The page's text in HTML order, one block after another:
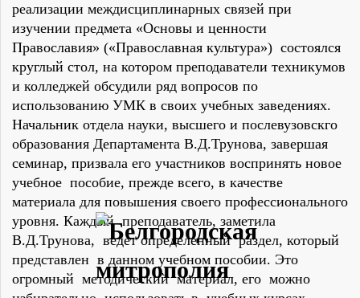
реализации междисциплинарных связей при
изучении предмета «Основы и ценности
Православия» («Православная культура») состоялся
круглый стол, на котором преподаватели техникумов
и колледжей обсудили ряд вопросов по
использованию УМК в своих учебных заведениях.
Начальник отдела науки, высшего и послевузовскго
образования Департамента В.Д.Трунова, завершая
семинар, призвала его участников воспринять новое
учебное пособие, прежде всего, в качестве
материала для повышения своего профессионального
уровня. Каждый преподаватель, заметила
В.Д.Трунова, ведет определенный раздел, который
представлен в данном учебном пособии. Это
огромный методический материал, его можно